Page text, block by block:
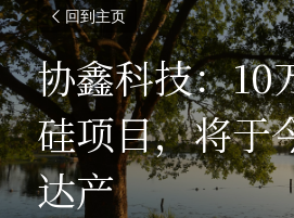
回到主页
协鑫科技：10
硅项目，将于
达产